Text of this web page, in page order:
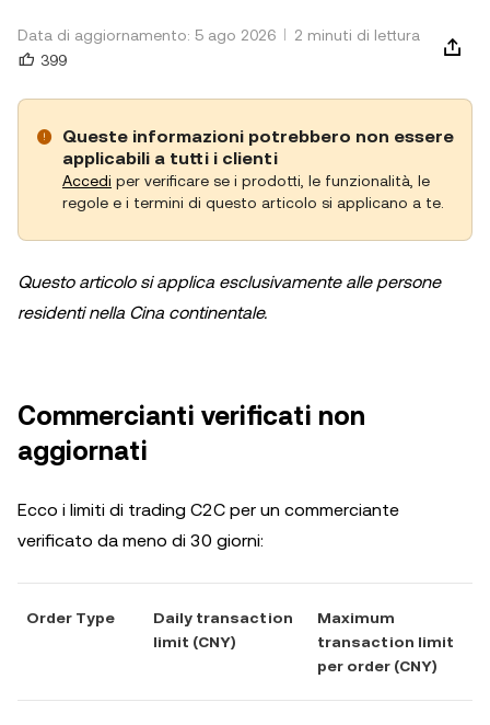
Data di aggiornamento: 5 ago 2026
2 minuti di lettura
399
Queste informazioni potrebbero non essere
applicabili a tutti i clienti
Accedi per verificare se i prodotti, le funzionalità, le
regole e i termini di questo articolo si applicano a te.
Questo articolo si applica esclusivamente alle persone
residenti nella Cina continentale.
Commercianti verificati non
aggiornati
Ecco i limiti di trading C2C per un commerciante
verificato da meno di 30 giorni:
Order Type
Daily transaction
limit (CNY)
Maximum
transaction limit
per order (CNY)